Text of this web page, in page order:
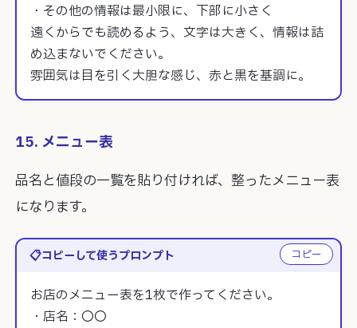
・その他の情報は最小限に、下部に小さく
遠くからでも読めるよう、文字は大きく、情報は詰
め込まないでください。
雰囲気は目を引く大胆な感じ、赤と黒を基調に。
15. メニュー表
品名と値段の一覧を貼り付ければ、整ったメニュー表
になります。
コピーして使うプロンプト
お店のメニュー表を1枚で作ってください。
・店名：〇〇
コピー